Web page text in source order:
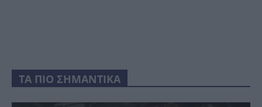
ΤΑ ΠΙΟ ΣΗΜΑΝΤΙΚΑ